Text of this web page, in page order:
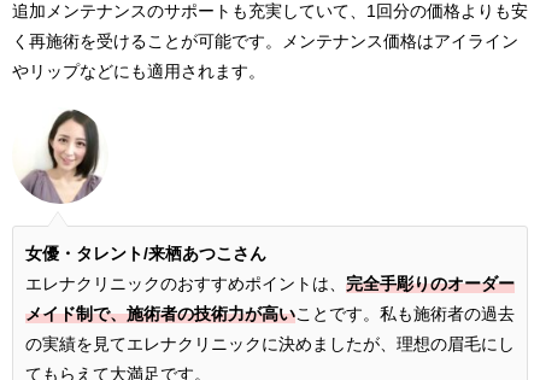
追加メンテナンスのサポートも充実していて、1回分の価格よりも安
く再施術を受けることが可能です。メンテナンス価格はアイライン
やリップなどにも適用されます。
女優・タレント/来栖あつこさん
エレナクリニックのおすすめポイントは、 完全手彫りのオーダー
メイド制で、施術者の技術力が高いことです。私も施術者の過去
の実績を見てエレナクリニックに決めましたが、理想の眉毛にし
てもらえて大満足です。